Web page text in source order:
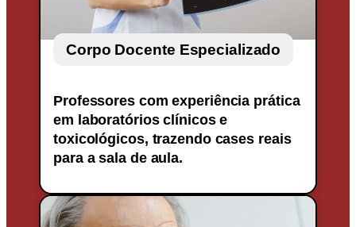
Corpo Docente Especializado
Professores com experiência prática
em laboratórios clínicos e
toxicológicos, trazendo cases reais
para a sala de aula.